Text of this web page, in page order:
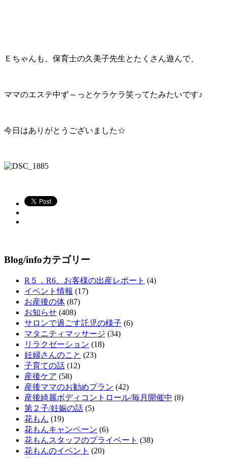
Ｅちゃんも、保育士の久美子先生とたくさん遊んで、
ママのエステ中ず～っとケラケラ笑ってたみたいです♪
今日はありがとうございました☆
Blog/infoカテゴリー
R５．R6、お客様の出産レポート (4)
イベント情報 (17)
お産後の体 (87)
お知らせ (408)
サロンで過ごす託児の様子 (6)
マタニティマッサージ (34)
リラクゼーション (18)
妊婦さんのこと (23)
子育ての話 (12)
産後ケア (58)
産後ママのお勧めプラン (42)
産後綺麗ボディコントロール/毎月開催中 (8)
第２子/妊娠の話 (5)
花もん (19)
花もんキャンペーン (6)
花もんスタッフのプライベート (38)
花もんのイベント (20)